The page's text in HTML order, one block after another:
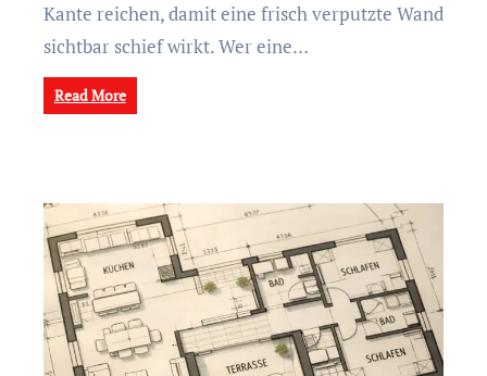
Kante reichen, damit eine frisch verputzte Wand
sichtbar schief wirkt. Wer eine…
Read More